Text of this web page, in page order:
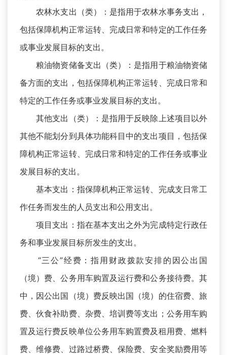
农林水支出（类）：是指用于农林水事务支出，
包括保障机构正常运转、完成日常和特定的工作任务
或事业发展目标的支出。
粮油物资储备支出（类）：是指用于粮油物资储
备方面的支出，包括保障机构正常运转、完成日常和
特定的工作任务或事业发展目标的支出。
其他支出（类）：是指用于反映除上述项目以外
其他不能划分到具体功能科目中的支出项目，包括保
障机构正常运转、完成日常和特定的工作任务或事业
发展目标的支出。
基本支出：指保障机构正常运转、完成支日常工
作任务而发生的人员支出和公用支出。
项目支出：指在基本支出之外为完成特定行政任
务和事业发展目标所发生的支出。
“三公”经费：指用财政拨款安排的因公出国
（境）费、公务用车购置及运行费和公务接待费。其
中，因公出国（境）费反映出国（境）的住宿费、旅
费、伙食补助费、杂费、培训费等支出；公务用车购
置及运行费反映单位公务用车购置费及租用费、燃料
费、维修费、过路过桥费、保险费、安全奖励费用等